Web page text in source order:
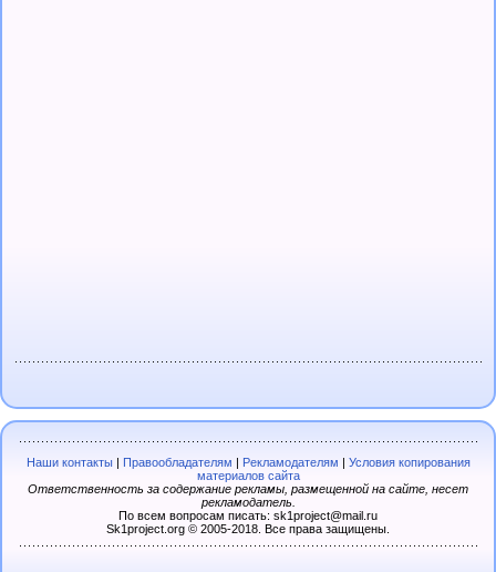
Наши контакты| Правообладателям Рекламодателям
Условия копирования
материалов сайта
Ответственность за содержание рекламы, размещенной на сайте, несет
рекламодатель.
По всем вопросам писать: sk1project@mail.ru
Sk1project.org © 2005-2018. Все права защищены.